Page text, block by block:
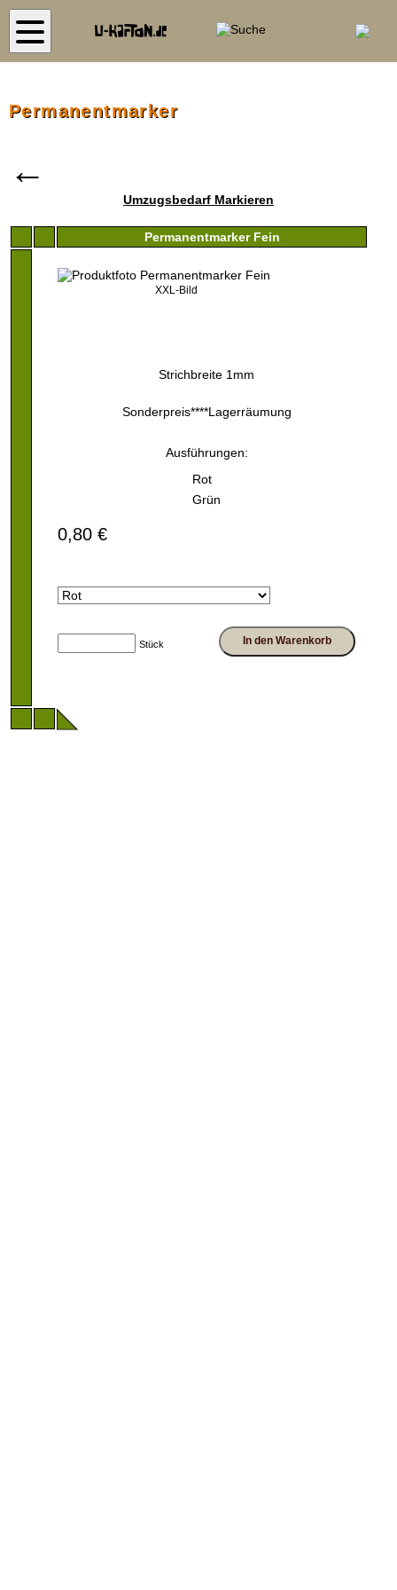
Permanentmarker
←
Umzugsbedarf Markieren
Permanentmarker Fein
XXL-Bild
Strichbreite 1mm
Sonderpreis****Lagerräumung
Ausführungen:
Rot
Grün
0,80 €
Stück In den Warenkorb